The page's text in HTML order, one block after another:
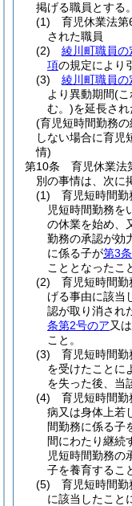
掲げる職員とする。
(1)
育児休業法第
された職員
(2)
綾川町職員
項の規定により
(3)
綾川町職員
より異動期間(こ
む。)を延長さ
(育児短時間勤務
しない場合に育児
情)
第10条
育児休業法
別の事情は、次に
(1)
育児短時間勤
児短時間勤務を
の休業を始め、
勤務の承認が効
に係る子が第3
こととなったこ
(2)
育児短時間勤
げる事由に該当
認が取り消され
条第2号のア又は
こと。
(3)
育児短時間
を受けたことに
を失った後、当
(4)
育児短時間
病又は身体上若
間勤務に係る子
間にわたり継続
児短時間勤務の
子を養育するこ
(5)
育児短時間勤
に該当したこと